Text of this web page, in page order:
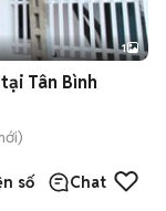
1
Tân Bình
số Chat